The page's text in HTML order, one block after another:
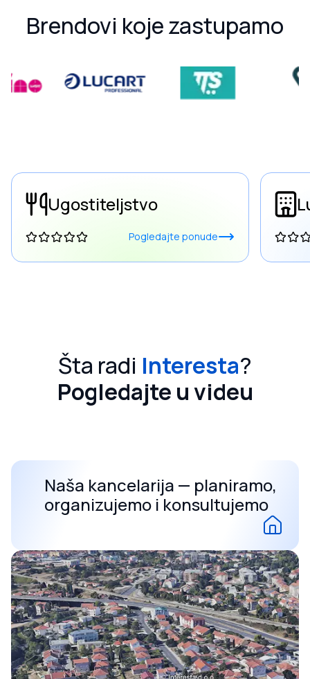
Brendovi koje zastupamo
Ugostiteljstvo
Pogledajte ponude
Šta radi Interesta?
Pogledajte u videu
Naša kancelarija — planiramo,
organizujemo i konsultujemo